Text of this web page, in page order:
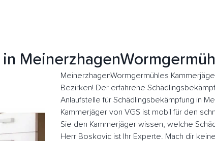
MeinerzhagenWormgermühles
Bezirken! Der erfahrene
Anlaufstelle für Schädlingsbekämpfung in
Kammerjäger von VGS ist mobil für den
Sie den Kammerjäger wissen, welche
Herr Boskovic ist Ihr Experte. Mach dir